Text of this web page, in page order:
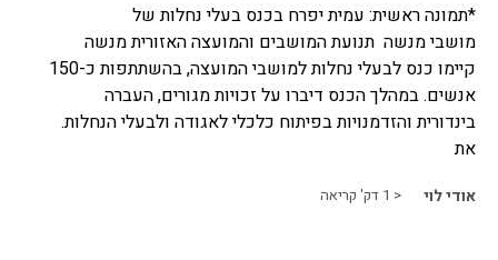
*תמונה ראשית: עמית יפרח בכנס בעלי נחלות של
מושבי מנשה תנועת המושבים והמועצה האזורית מנשה
קיימו כנס לבעלי נחלות למושבי המועצה, בהשתתפות כ-150
אנשים. במהלך הכנס דיברו על זכויות מגורים, העברה
בינדורית והזדמנויות בפיתוח כלכלי לאגודה ולבעלי הנחלות.
את
אודי לוי < 1 דק' קריאה